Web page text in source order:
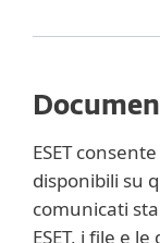
ESET
disponibili su
comunicati
ESET, i file e